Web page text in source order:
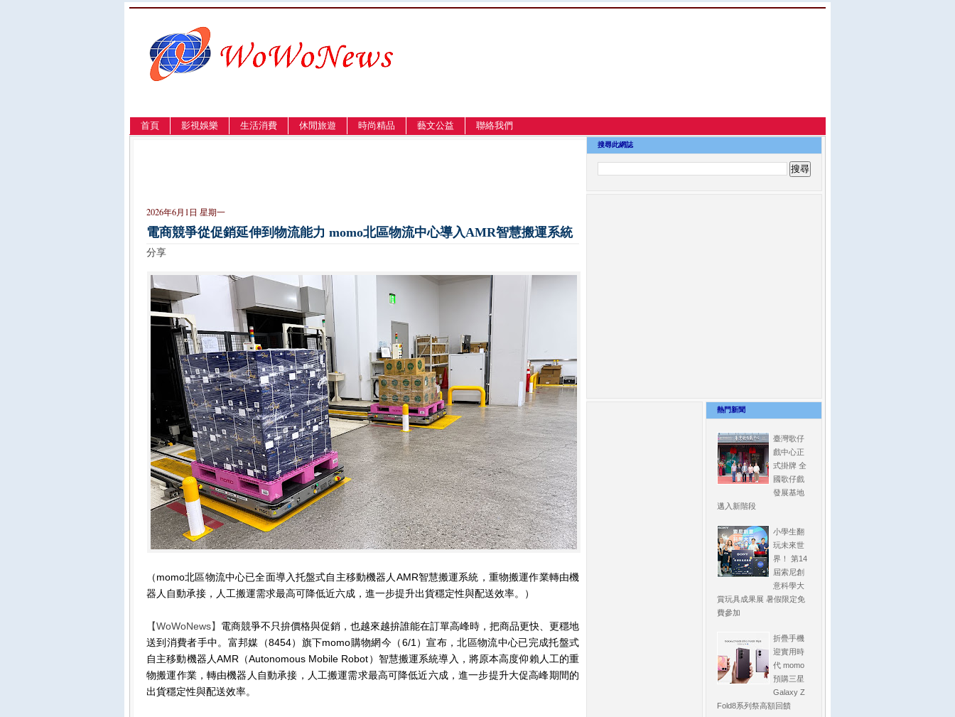
首頁 影視娛樂 生活消費 休閒旅遊 時尚精品 藝文公益 聯絡我們
2026年6月1日 星期一
電商競爭從促銷延伸到物流能力 momo北區物流中心導入AMR智慧搬運系統
分享
（momo北區物流中心已全面導入托盤式自主移動機器人AMR智慧搬運系統，重物搬運作業轉由機
器人自動承接，人工搬運需求最高可降低近六成，進一步提升出貨穩定性與配送效率。）
【WoWoNews】 電商競爭不只拚價格與促銷，也越來越拚誰能在訂單高峰時，把商品更快、更穩地
送到消費者手中。富邦媒（8454）旗下momo購物網今（6/1）宣布，北區物流中心已完成托盤式
自主移動機器人AMR（Autonomous Mobile Robot）智慧搬運系統導入，將原本高度仰賴人工的重
物搬運作業，轉由機器人自動承接，人工搬運需求最高可降低近六成，進一步提升大促高峰期間的
出貨穩定性與配送效率。
搜尋此網誌
熱門新聞
臺灣歌仔
戲中心正
式掛牌 全
國歌仔戲
發展基地
邁入新階段
小學生翻
玩未來世
界！ 第14
屆索尼創
意科學大
賞玩具成果展 暑假限定免
費參加
折疊手機
迎實用時
代 momo
預購三星
Galaxy Z
Fold8系列祭高額回饋